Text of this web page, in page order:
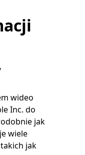
wideo
Inc. do
jak
wiele
jak